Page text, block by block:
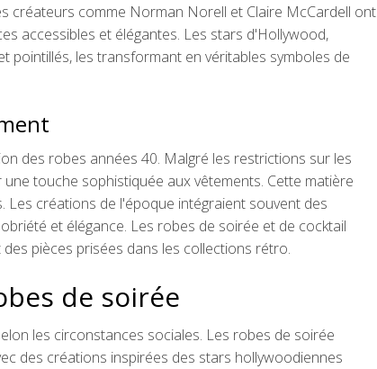
créateurs comme Norman Norell et Claire McCardell ont
accessibles et élégantes. Les stars d'Hollywood,
pointillés, les transformant en véritables symboles de
des robes années 40. Malgré les restrictions sur les
touche sophistiquée aux vêtements. Cette matière
créations de l'époque intégraient souvent des
et élégance. Les robes de soirée et de cocktail
pièces prisées dans les collections rétro.
de soirée
les circonstances sociales. Les robes de soirée
des créations inspirées des stars hollywoodiennes